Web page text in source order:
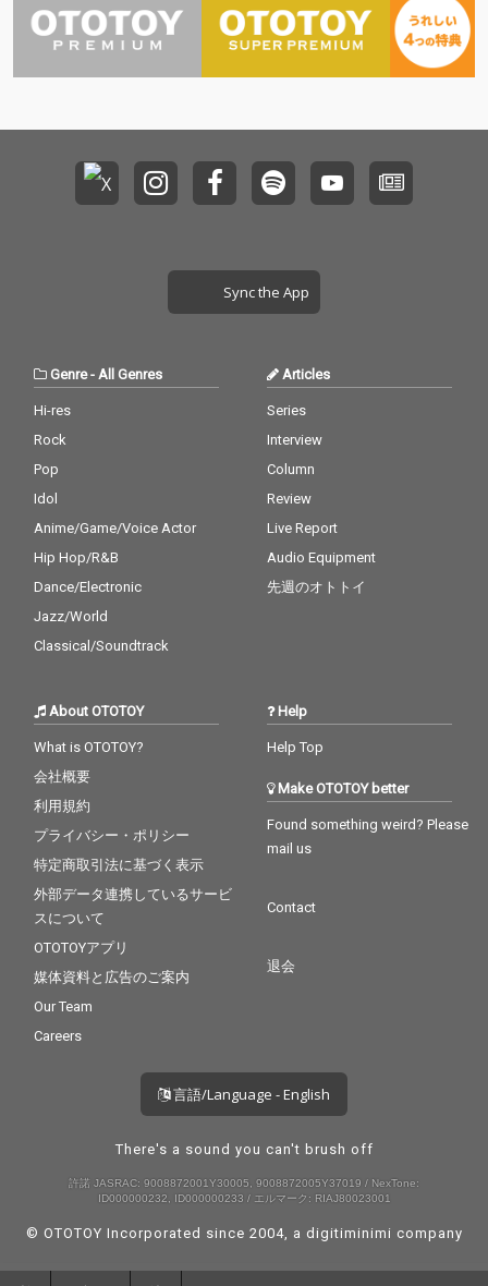
Sync the App
Genre- All Genres
Hi-res
Rock
Pop
Idol
Anime/Game/Voice Actor
Hip Hop/R&B
Dance/Electronic
Jazz/World
Classical/Soundtrack
Articles
Series
Interview
Column
Review
Live Report
Audio Equipment
先週のオトトイ
About OTOTOY
What is OTOTOY?
会社概要
利用規約
プライバシー・ポリシー
特定商取引法に基づく表示
外部データ連携しているサービ
スについて
OTOTOYアプリ
媒体資料と広告のご案内
Our Team
Careers
Help
Help Top
Make OTOTOY better
Found something weird? Please
mail us
Contact
退会
言語/Language - English
There's a sound you can't brush off
許諾 JASRAC: 9008872001Y30005, 9008872005Y37019 / NexTone:
ID000000232, ID000000233 / エルマーク: RIAJ80023001
© OTOTOY Incorporated since 2004, a digitiminimi company